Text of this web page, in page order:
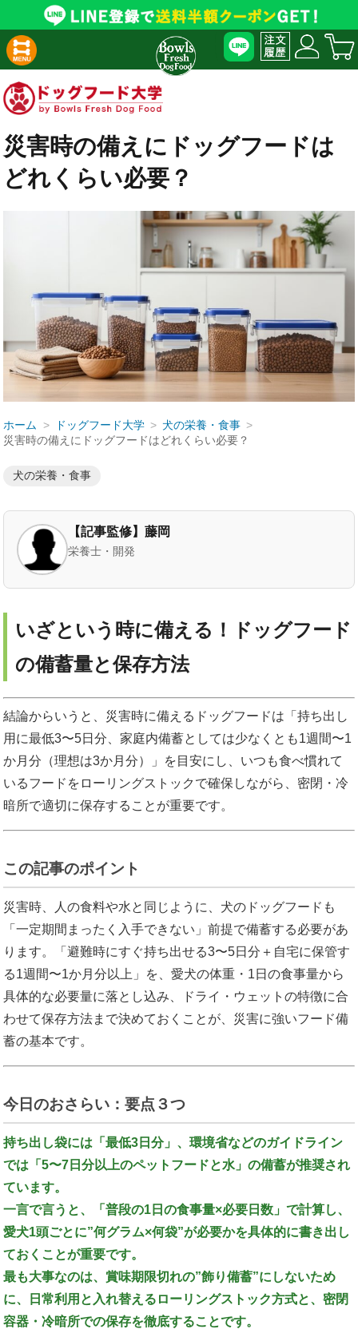
災害時の備えにドッグフードは
どれくらい必要？
ホーム ドッグフード大学
犬の栄養・食事
災害時の備えにドッグフードはどれくらい必要？
犬の栄養・食事
【記事監修】藤岡
栄養士・開発
いざという時に備える！ドッグフード
の備蓄量と保存方法
結論からいうと、災害時に備えるドッグフードは「持ち出し
用に最低3〜5日分、家庭内備蓄としては少なくとも1週間〜1
か月分（理想は3か月分）」を目安にし、いつも食べ慣れて
いるフードをローリングストックで確保しながら、密閉・冷
暗所で適切に保存することが重要です。
この記事のポイント
災害時、人の食料や水と同じように、犬のドッグフードも
「一定期間まったく入手できない」前提で備蓄する必要があ
ります。「避難時にすぐ持ち出せる3〜5日分＋自宅に保管す
る1週間〜1か月分以上」を、愛犬の体重・1日の食事量から
具体的な必要量に落とし込み、ドライ・ウェットの特徴に合
わせて保存方法まで決めておくことが、災害に強いフード備
蓄の基本です。
今日のおさらい：要点３つ
持ち出し袋には「最低3日分」、環境省などのガイドライン
では「5〜7日分以上のペットフードと水」の備蓄が推奨され
ています。
一言で言うと、「普段の1日の食事量×必要日数」で計算し、
愛犬1頭ごとに”何グラム×何袋”が必要かを具体的に書き出し
ておくことが重要です。
最も大事なのは、賞味期限切れの”飾り備蓄”にしないため
に、日常利用と入れ替えるローリングストック方式と、密閉
容器・冷暗所での保存を徹底することです。